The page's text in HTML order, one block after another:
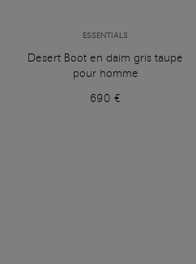
ESSENTIALS
Desert Boot en daim gris taupe
pour homme
690 €